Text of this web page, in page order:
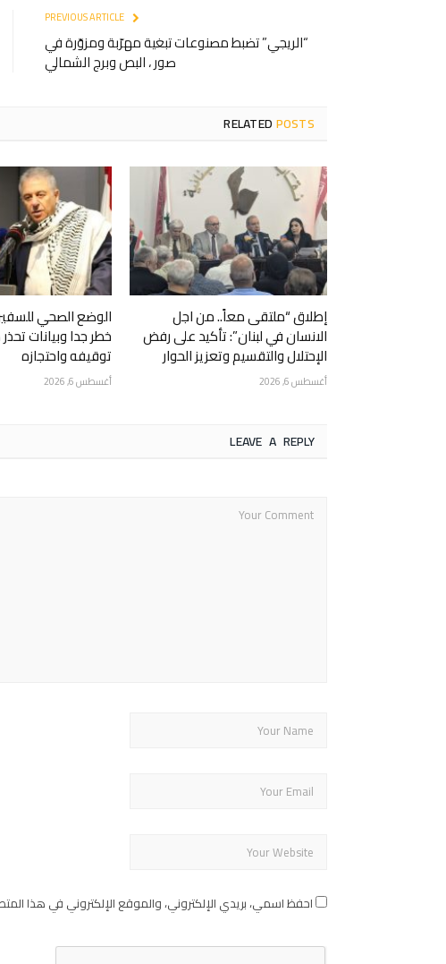
“الريجي” تضبط مصنوعات تبغية مهرّبة ومزوّرة في
صور ، البص وبرج الشمالي
RELATEDPOSTS
إطلاق “ملتقى معاً.. من اجل
الانسان في لبنان”: تأكيد على رفض
الإحتلال والتقسيم وتعزيز الحوار
أغسطس 6, 2026
الوضع الصحي
خطر جدا وبيانات
توقيفه واحتجازه
أغسطس 6, 2026
LEAVE A REPLY
احفظ اسمي، بريدي الإلكتروني، والموقع الإلكتروني في هذا